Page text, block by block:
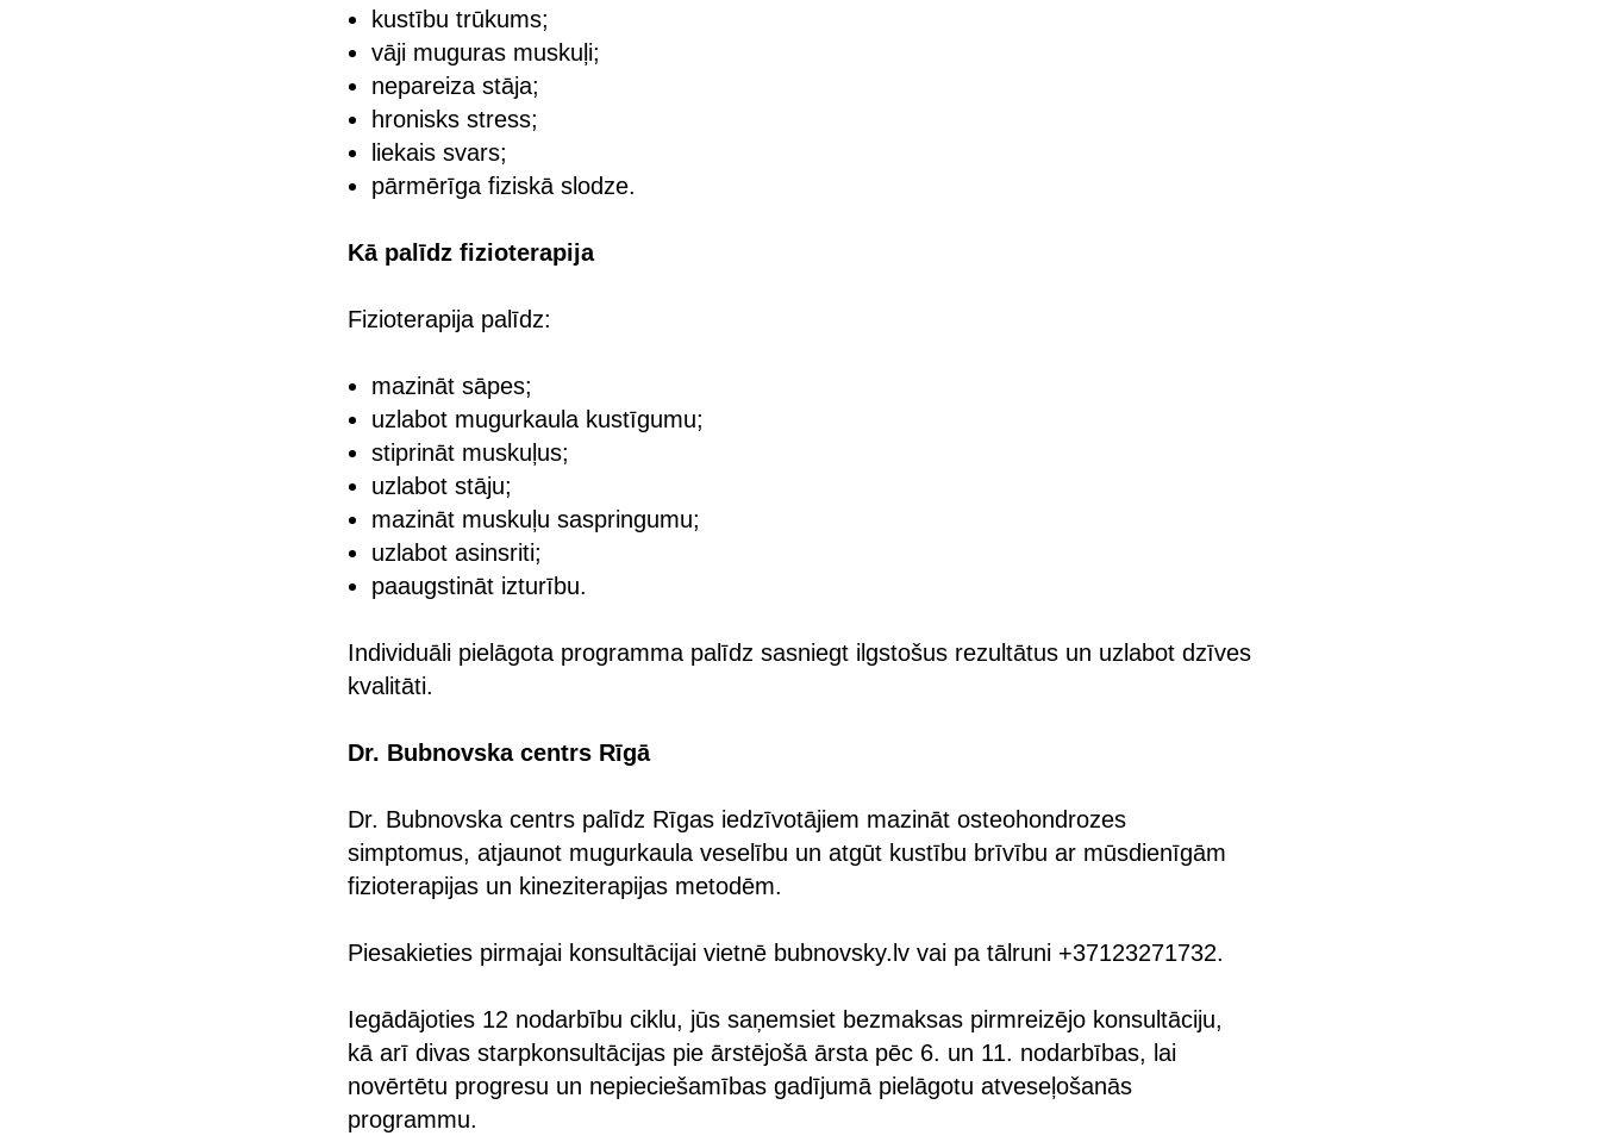
kustību trūkums;
vāji muguras muskuļi;
nepareiza stāja;
hronisks stress;
liekais svars;
pārmērīga fiziskā slodze.
Kā palīdz fizioterapija
Fizioterapija palīdz:
mazināt sāpes;
uzlabot mugurkaula kustīgumu;
stiprināt muskuļus;
uzlabot stāju;
mazināt muskuļu saspringumu;
uzlabot asinsriti;
paaugstināt izturību.
Individuāli pielāgota programma palīdz sasniegt ilgstošus rezultātus un uzlabot dzīves
kvalitāti.
Dr. Bubnovska centrs Rīgā
Dr. Bubnovska centrs palīdz Rīgas iedzīvotājiem mazināt osteohondrozes
simptomus, atjaunot mugurkaula veselību un atgūt kustību brīvību ar mūsdienīgām
fizioterapijas un kineziterapijas metodēm.
Piesakieties pirmajai konsultācijai vietnē bubnovsky.lv vai pa tālruni +37123271732.
Iegādājoties 12 nodarbību ciklu, jūs saņemsiet bezmaksas pirmreizējo konsultāciju,
kā arī divas starpkonsultācijas pie ārstējošā ārsta pēc 6. un 11. nodarbības, lai
novērtētu progresu un nepieciešamības gadījumā pielāgotu atveseļošanās
programmu.